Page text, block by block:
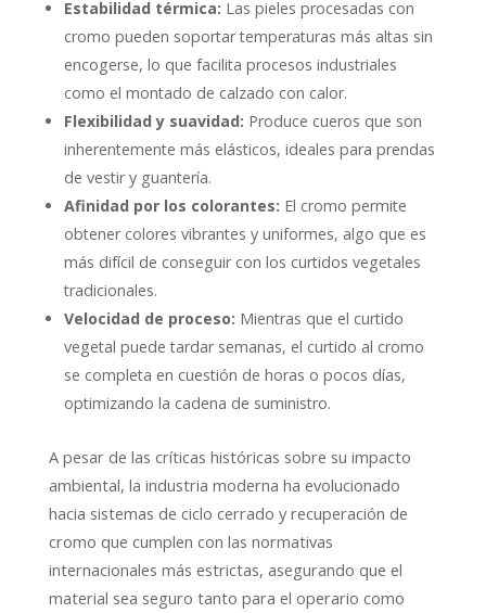
Estabilidad térmica: Las pieles procesadas con
cromo pueden soportar temperaturas más altas sin
encogerse, lo que facilita procesos industriales
como el montado de calzado con calor.
Flexibilidad y suavidad: Produce cueros que son
inherentemente más elásticos, ideales para prendas
de vestir y guantería.
Afinidad por los colorantes: El cromo permite
obtener colores vibrantes y uniformes, algo que es
más difícil de conseguir con los curtidos vegetales
tradicionales.
Velocidad de proceso: Mientras que el curtido
vegetal puede tardar semanas, el curtido al cromo
se completa en cuestión de horas o pocos días,
optimizando la cadena de suministro.
A pesar de las críticas históricas sobre su impacto
ambiental, la industria moderna ha evolucionado
hacia sistemas de ciclo cerrado y recuperación de
cromo que cumplen con las normativas
internacionales más estrictas, asegurando que el
material sea seguro tanto para el operario como